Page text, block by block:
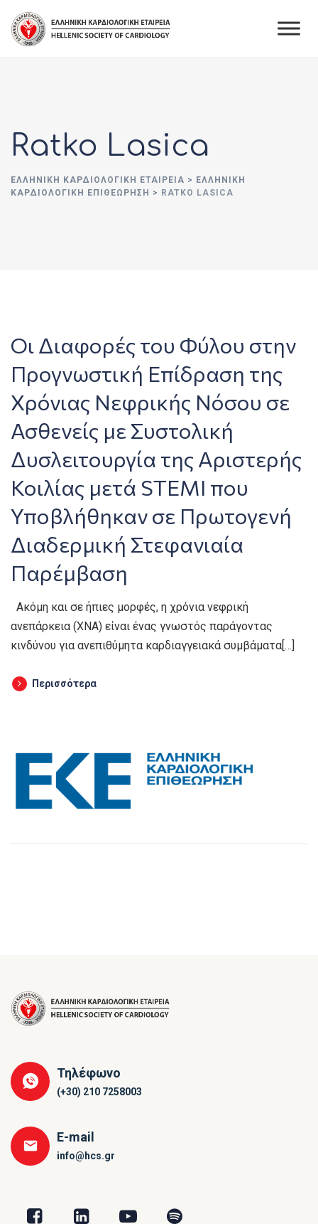
content
Ratko Lasica
ΕΛΛΗΝΙΚΉ ΚΑΡΔΙΟΛΟΓΙΚΉ ΕΤΑΙΡΕΊΑ > ΕΛΛΗΝΙΚΗ
ΚΑΡΔΙΟΛΟΓΙΚΗ ΕΠΙΘΕΩΡΗΣΗ > RATKO LASICA
Οι Διαφορές του Φύλου στην
Προγνωστική Επίδραση της
Χρόνιας Νεφρικής Νόσου σε
Ασθενείς με Συστολική
Δυσλειτουργία της Αριστερής
Κοιλίας μετά STEMI που
Υποβλήθηκαν σε Πρωτογενή
Διαδερμική Στεφανιαία
Παρέμβαση
Ακόμη και σε ήπιες μορφές, η χρόνια νεφρική
ανεπάρκεια (ΧΝΑ) είναι ένας γνωστός παράγοντας
κινδύνου για ανεπιθύμητα καρδιαγγειακά συμβάματα[…]
Περισσότερα
Τηλέφωνο
(+30) 210 7258003
E-mail
info@hcs.gr